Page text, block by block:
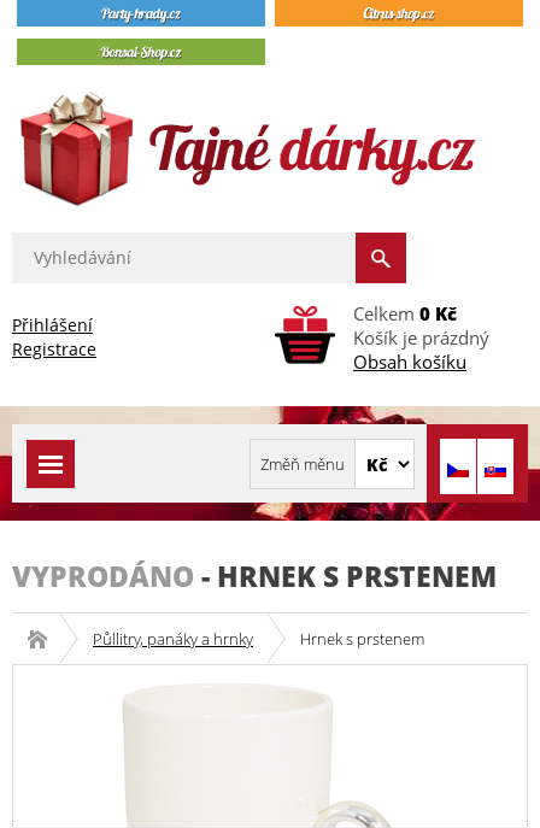
Přihlášení
Registrace
Celkem 0 Kč
Košík je prázdný
Obsah košíku
VYPRODÁNO - HRNEK S PRSTENEM
Půllitry, panáky a hrnky Hrnek s prstenem